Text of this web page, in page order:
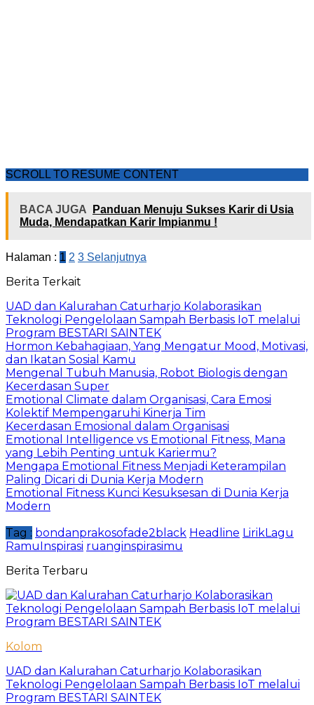
SCROLL TO RESUME CONTENT
BACA JUGA
Panduan Menuju Sukses Karir di Usia
Muda, Mendapatkan Karir Impianmu !
Halaman : 1 2 3 Selanjutnya
Berita Terkait
UAD dan Kalurahan Caturharjo Kolaborasikan
Teknologi Pengelolaan Sampah Berbasis IoT melalui
Program BESTARI SAINTEK
Hormon Kebahagiaan, Yang Mengatur Mood, Motivasi,
dan Ikatan Sosial Kamu
Mengenal Tubuh Manusia, Robot Biologis dengan
Kecerdasan Super
Emotional Climate dalam Organisasi, Cara Emosi
Kolektif Mempengaruhi Kinerja Tim
Kecerdasan Emosional dalam Organisasi
Emotional Intelligence vs Emotional Fitness, Mana
yang Lebih Penting untuk Kariermu?
Mengapa Emotional Fitness Menjadi Keterampilan
Paling Dicari di Dunia Kerja Modern
Emotional Fitness Kunci Kesuksesan di Dunia Kerja
Modern
Tag : bondanprakosofade2black Headline LirikLagu
RamuInspirasi ruanginspirasimu
Berita Terbaru
Kolom
UAD dan Kalurahan Caturharjo Kolaborasikan
Teknologi Pengelolaan Sampah Berbasis IoT melalui
Program BESTARI SAINTEK